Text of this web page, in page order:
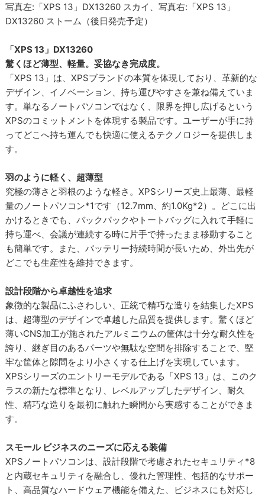
写真左:「XPS 13」DX13260 スカイ、写真右:「XPS 13」
DX13260 ストーム（後日発売予定）
「XPS 13」DX13260
驚くほど薄型、軽量。妥協なき完成度。
「XPS 13」は、XPSブランドの本質を体現しており、革新的な
デザイン、イノベーション、持ち運びやすさを兼ね備えていま
す。単なるノートパソコンではなく、限界を押し広げるという
XPSのコミットメントを体現する製品です。ユーザーが手に持
ってどこへ持ち運んでも快適に使えるテクノロジーを提供しま
す。
羽のように軽く、超薄型
究極の薄さと羽根のような軽さ。XPSシリーズ史上最薄、最軽
量のノートパソコン*1です（12.7mm、約1.0Kg*2）。どこに出
かけるときでも、バックパックやトートバッグに入れて手軽に
持ち運べ、会議が連続する時に片手で持ったまま移動すること
も簡単です。また、バッテリー持続時間が長いため、外出先が
どこでも生産性を維持できます。
設計段階から卓越性を追求
象徴的な製品にふさわしい、正統で精巧な造りを結集したXPS
は、超薄型のデザインで卓越した品質を提供します。驚くほど
薄いCNS加工が施されたアルミニウムの筐体は十分な耐久性を
誇り、継ぎ目のあるパーツや無駄な空間を排除することで、堅
牢な筐体と隙間をより小さくする仕上げを実現しています。
XPSシリーズのエントリーモデルである「XPS 13」は、このク
ラスの新たな標準となり、レベルアップしたデザイン、耐久
性、精巧な造りを最初に触れた瞬間から実感することができま
す。
スモール ビジネスのニーズに応える装備
XPSノートパソコンは、設計段階で考慮されたセキュリティ*8
と内蔵セキュリティを融合し、優れた管理性、包括的なサポー
ト、高品質なハードウェア機能を備えた、ビジネスにも対応し